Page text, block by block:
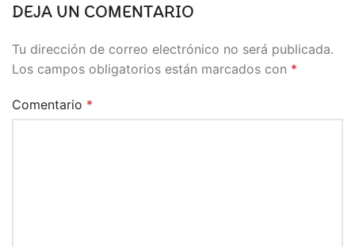
DEJA UN COMENTARIO
Tu dirección de correo electrónico no será publicada.
Los campos obligatorios están marcados con *
Comentario *